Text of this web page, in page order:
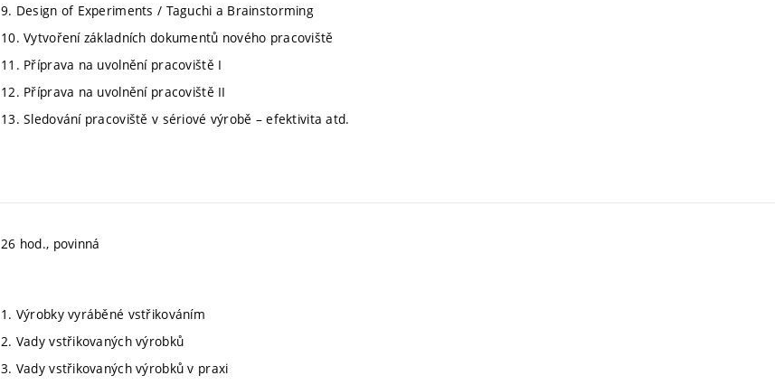
9. Design of Experiments / Taguchi a Brainstorming
10. Vytvoření základních dokumentů nového pracoviště
11. Příprava na uvolnění pracoviště I
12. Příprava na uvolnění pracoviště II
13. Sledování pracoviště v sériové výrobě – efektivita atd.
26 hod., povinná
1. Výrobky vyráběné vstřikováním
2. Vady vstřikovaných výrobků
3. Vady vstřikovaných výrobků v praxi